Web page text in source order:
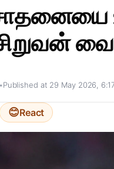
Published at 29 May 2026,
😊React